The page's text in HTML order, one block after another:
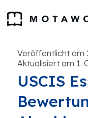
Veröffentlicht am
Aktualisiert am 1.
USCIS